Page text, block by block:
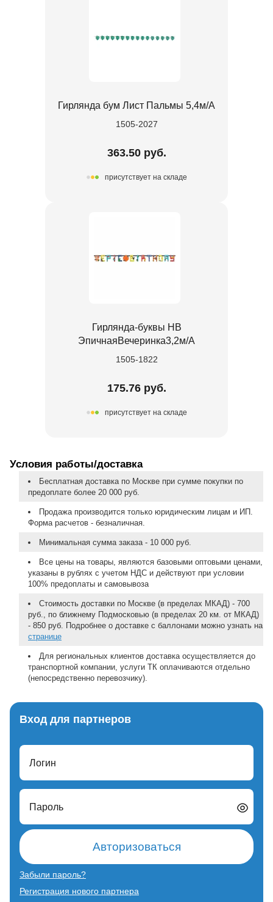
Гирлянда бум Лист Пальмы 5,4м/А
1505-2027
363.50 руб.
присутствует на складе
Гирлянда-буквы HB
ЭпичнаяВечеринка3,2м/А
1505-1822
175.76 руб.
присутствует на складе
Условия работы/доставка
Бесплатная доставка по Москве при сумме покупки по
предоплате более 20 000 руб.
Продажа производится только юридическим лицам и ИП.
Форма расчетов - безналичная.
Минимальная сумма заказа - 10 000 руб.
Все цены на товары, являются базовыми оптовыми ценами,
указаны в рублях с учетом НДС и действуют при условии
100% предоплаты и самовывоза
Стоимость доставки по Москве (в пределах МКАД) - 700
руб., по ближнему Подмосковью (в пределах 20 км. от МКАД)
- 850 руб. Подробнее о доставке с баллонами можно узнать на
странице
Для региональных клиентов доставка осуществляется до
транспортной компании, услуги ТК оплачиваются отдельно
(непосредственно перевозчику).
Вход для партнеров
Логин
Пароль
Авторизоваться
Забыли пароль?
Регистрация нового партнера